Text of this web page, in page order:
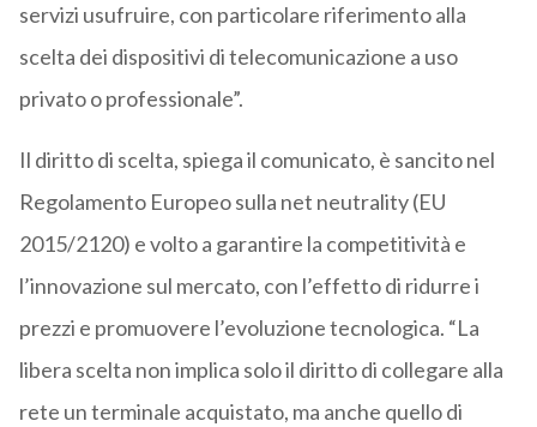
servizi usufruire, con particolare riferimento alla
scelta dei dispositivi di telecomunicazione a uso
privato o professionale”.
Il diritto di scelta, spiega il comunicato, è sancito nel
Regolamento Europeo sulla net neutrality (EU
2015/2120) e volto a garantire la competitività e
l’innovazione sul mercato, con l’effetto di ridurre i
prezzi e promuovere l’evoluzione tecnologica. “La
libera scelta non implica solo il diritto di collegare alla
rete un terminale acquistato, ma anche quello di